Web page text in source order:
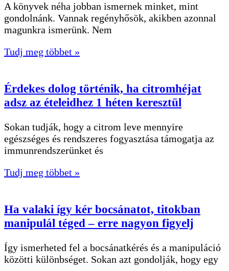
A könyvek néha jobban ismernek minket, mint
gondolnánk. Vannak regényhősök, akikben azonnal
magunkra ismerünk. Nem
Tudj meg többet »
Érdekes dolog történik, ha citromhéjat
adsz az ételeidhez 1 héten keresztül
Sokan tudják, hogy a citrom leve mennyire
egészséges és rendszeres fogyasztása támogatja az
immunrendszerünket és
Tudj meg többet »
Ha valaki így kér bocsánatot, titokban
manipulál téged – erre nagyon figyelj
Így ismerheted fel a bocsánatkérés és a manipuláció
közötti különbséget. Sokan azt gondolják, hogy egy